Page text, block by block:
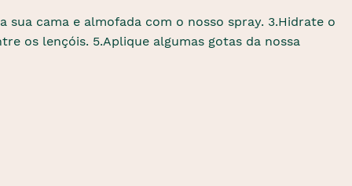
cama e almofada com o nosso spray. 3.Hidrate o
os lençóis. 5.Aplique algumas gotas da nossa